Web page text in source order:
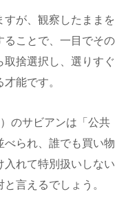
すが、観察したままを
ることで、一目でその
取捨選択し、選りすぐ
能です。
のサビアンは「公共
られ、誰でも買い物
入れて特別扱いしない
言えるでしょう。